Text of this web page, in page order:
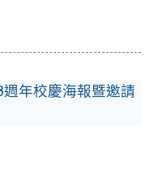
週年校慶海報暨邀請